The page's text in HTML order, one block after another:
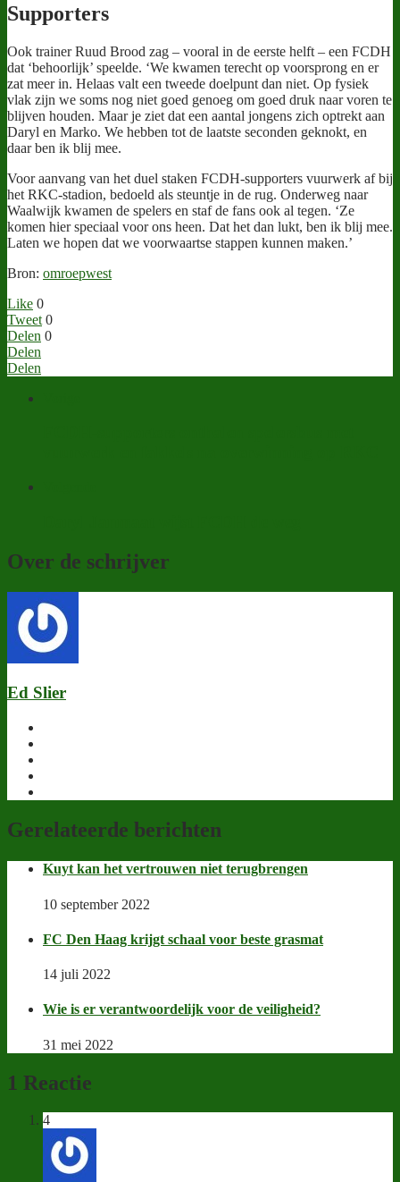
Supporters
Ook trainer Ruud Brood zag – vooral in de eerste helft – een FCDH
dat ‘behoorlijk’ speelde. ‘We kwamen terecht op voorsprong en er
zat meer in. Helaas valt een tweede doelpunt dan niet. Op fysiek
vlak zijn we soms nog niet goed genoeg om goed druk naar voren te
blijven houden. Maar je ziet dat een aantal jongens zich optrekt aan
Daryl en Marko. We hebben tot de laatste seconden geknokt, en
daar ben ik blij mee.
Voor aanvang van het duel staken FCDH-supporters vuurwerk af bij
het RKC-stadion, bedoeld als steuntje in de rug. Onderweg naar
Waalwijk kwamen de spelers en staf de fans ook al tegen. ‘Ze
komen hier speciaal voor ons heen. Dat het dan lukt, ben ik blij mee.
Laten we hopen dat we voorwaartse stappen kunnen maken.’
Bron: omroepwest
Like 0
Tweet 0
Delen 0
Delen
Delen
Over de schrijver
Ed Slier
Gerelateerde berichten
Kuyt kan het vertrouwen niet terugbrengen
10 september 2022
FC Den Haag krijgt schaal voor beste grasmat
14 juli 2022
Wie is er verantwoordelijk voor de veiligheid?
31 mei 2022
1 Reactie
4